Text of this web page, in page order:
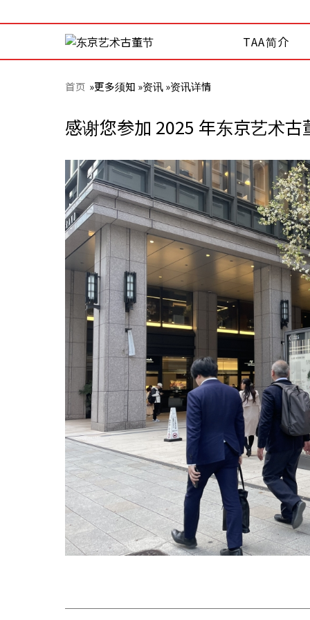
TAA简介
首页 »更多须知 »资讯 »资讯详情
感谢您参加 2025 年东京艺术古